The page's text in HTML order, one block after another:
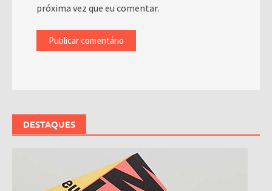
próxima vez que eu comentar.
DESTAQUES